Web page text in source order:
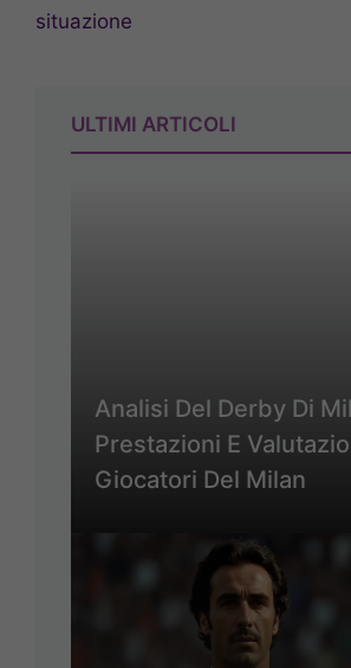
situazione
ULTIMI ARTICOLI
Analisi Del Derby Di
Prestazioni E
Giocatori Del Milan